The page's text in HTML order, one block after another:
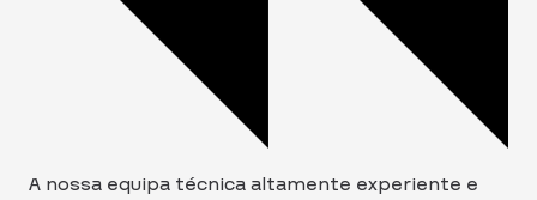
A nossa equipa técnica altamente experiente e